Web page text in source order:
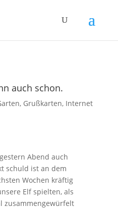
auch schon.
, Grußkarten, Internet
Abend auch
schuld ist an dem
Wochen kräftig
Elf spielten, als
zusammengewürfelt